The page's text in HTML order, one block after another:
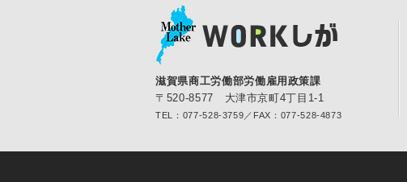
滋賀県商工労働部労働雇用政策課
〒520-8577 大津市京町4丁目1-1
TEL：077-528-3759／FAX：077-528-4873